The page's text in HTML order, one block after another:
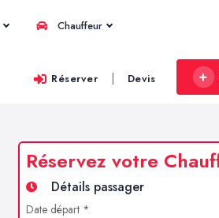
Chauffeur
Réserver | Devis
Réservez votre
Détails passager
Date départ *